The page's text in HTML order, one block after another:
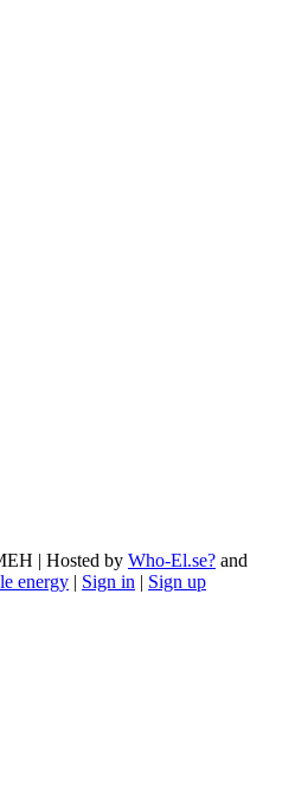
| Hosted by Who-El.se? and
energy Sign in Sign up